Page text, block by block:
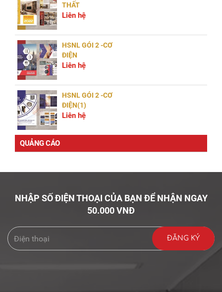
THẤT
Liên hệ
HSNL GÓI 2 -CƠ
ĐIỆN
Liên hệ
HSNL GÓI 2 -CƠ
ĐIỆN(1)
Liên hệ
QUẢNG CÁO
NHẬP SỐ ĐIỆN THOẠI CỦA BẠN ĐỂ NHẬN NGAY
50.000 VNĐ